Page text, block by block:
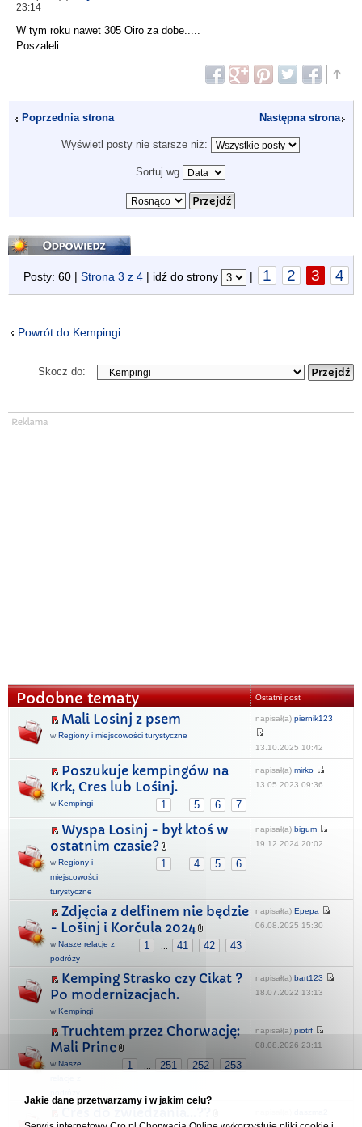
23:14
W tym roku nawet 305 Oiro za dobe.....
Poszaleli....
Poprzednia strona Następna strona
Wyświetl posty nie starsze niż:
Sortuj wg
Odpowiedz
Posty: 60 | Strona 3 z 4 | idź do strony | 1 2 3 4
Powrót do Kempingi
Skocz do:
Podobne tematy Ostatni post
Mali Losinj z psem
w Regiony i miejscowości turystyczne
napisał(a) piernik123
13.10.2025 10:42
Poszukuje kempingów na
Krk, Cres lub Lośinj.
1 ... 5 6 7
w Kempingi
napisał(a) mirko
13.05.2023 09:36
Wyspa Losinj - był ktoś w
ostatnim czasie?
1 ... 4 5 6
w Regiony i
miejscowości
turystyczne
napisał(a) bigum
19.12.2024 20:02
Zdjęcia z delfinem nie będzie
- Lošinj i Korčula 2024
1 ... 41 42 43
w Nasze relacje z
podróży
napisał(a) Epepa
06.08.2025 15:30
Kemping Strasko czy Cikat ?
Po modernizacjach.
w Kempingi
napisał(a) bart123
18.07.2022 13:13
Truchtem przez Chorwację:
Mali Princ
1 ... 251 252 253
w Nasze
napisał(a) piotrf
08.08.2026 23:11
Jakie dane przetwarzamy i w jakim celu?